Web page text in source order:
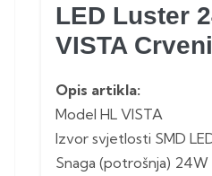
LED Luster
VISTA
Opis artikla:
Model HL VISTA
Izvor svjetlosti SMD
Snaga (potrošnja) 24W